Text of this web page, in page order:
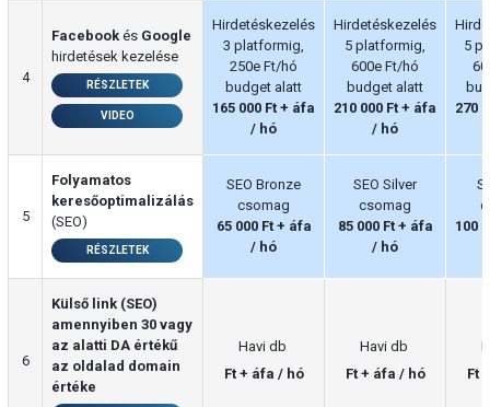
4
Facebook és Google
hirdetések kezelése
RÉSZLETEK
VIDEO
Hirdetéskezelés
3 platformig,
250e Ft/hó
budget alatt
165 000 Ft + áfa
/ hó
Hirdetéskezelés
5 platformig,
600e Ft/hó
budget alatt
210 000 Ft + áfa
/ hó
5
270
5
Folyamatos
keresőoptimalizálás
(SEO)
RÉSZLETEK
SEO Bronze
csomag
65 000 Ft + áfa
/ hó
SEO Silver
csomag
85 000 Ft + áfa
/ hó
100
6
Külső link (SEO)
amennyiben 30 vagy
az alatti DA értékű
az oldalad domain
értéke
Havi db
Ft + áfa / hó
Havi db
Ft + áfa / hó
Ft